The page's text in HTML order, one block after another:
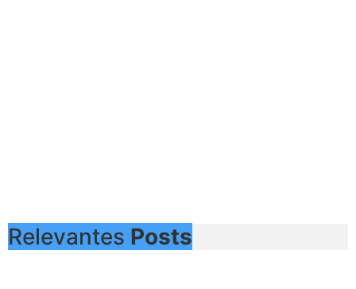
Relevantes Posts